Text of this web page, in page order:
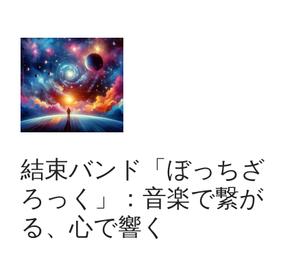
結束バンド「ぼっちざ
ろっく」：音楽で繋が
る、心で響く